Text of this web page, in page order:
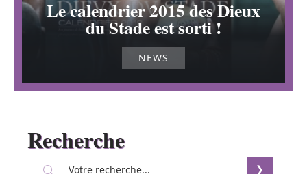
Le calendrier 2015 des Dieux
du Stade est sorti !
NEWS
Recherche